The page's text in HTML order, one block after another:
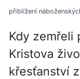
přiblížení
Kdy zemřeli
Kristova
křesťanství